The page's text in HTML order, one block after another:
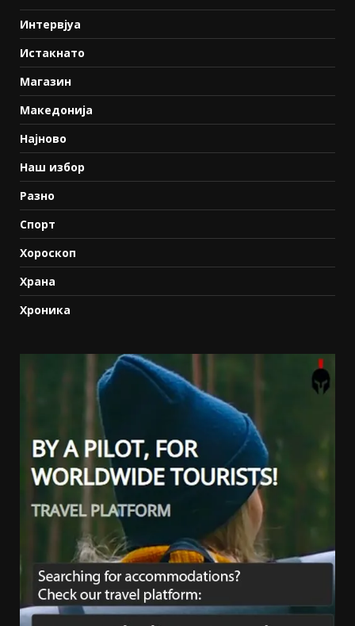
Интервјуа
Истакнато
Магазин
Македонија
Најново
Наш избор
Разно
Спорт
Хороскоп
Храна
Хроника